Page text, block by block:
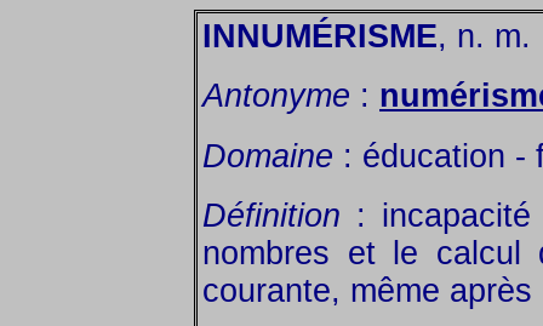
INNUMÉRISME, n. m.
Antonyme :
Domaine : éducation -
Définition : incapacité
nombres et le calcul
courante, même